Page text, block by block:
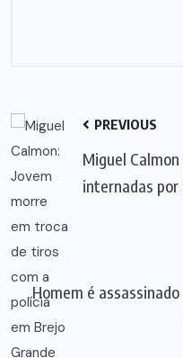
PREVIOUS
Miguel
internadas por
Homem é